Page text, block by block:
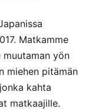
Matkamme
yön
miehen pitämän
kahta
matkaajille.